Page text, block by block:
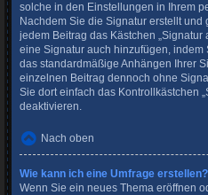
solche in den Einstellungen in Ihrem
Nachdem Sie die Signatur erstellt
jedem Beitrag das Kästchen
eine Signatur auch hinzufügen,
das standardmäßige Anhängen Ihrer
einzelnen Beitrag dennoch ohne
Sie dort einfach das Kontrollkästchen
deaktivieren.
Nach oben
Wie kann ich eine Umfrage erstellen?
Wenn Sie ein neues Thema eröffnen